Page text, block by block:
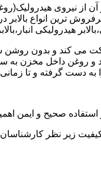
آن از نیروی
ترین انواع
هیدرولیکی
حرکت می کند و بدون
داخل مخزن به
گرفته و تا زمانی
استفاده صحیح و ایمن
کیفیت زیر نظر